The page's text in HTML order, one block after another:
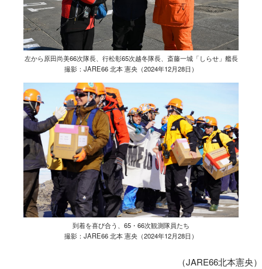
左から原田尚美66次隊長、行松彰65次越冬隊長、斎藤一城「しらせ」艦長
撮影：JARE66 北本 憲央（2024年12月28日）
到着を喜び合う、65・66次観測隊員たち
撮影：JARE66 北本 憲央（2024年12月28日）
（JARE66北本憲央）